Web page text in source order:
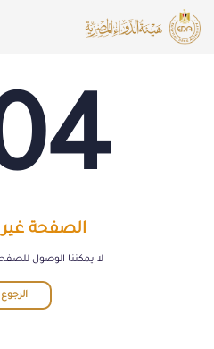
الصفحة
لا يمكننا الوصول
الرجوع